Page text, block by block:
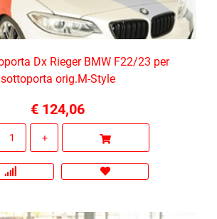
Dx Rieger BMW F22/23 per
sottoporta orig.M-Style
€ 124,06